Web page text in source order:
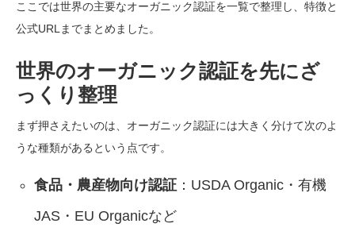
ここでは世界の主要なオーガニック認証を一覧で整理し、特徴と
公式URLまでまとめました。
世界のオーガニック認証を先にざ
っくり整理
まず押さえたいのは、オーガニック認証には大きく分けて次のよ
うな種類があるという点です。
食品・農産物向け認証 ：USDA Organic・有機
JAS・EU Organicなど